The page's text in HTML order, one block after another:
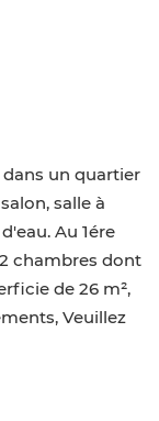
un quartier
salle à
Au 1ére
chambres dont
de 26 m²,
Veuillez